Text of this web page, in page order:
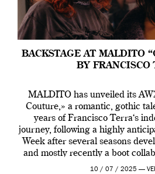
BACKSTAGE AT MALDITO
BY FRANCISCO
MALDITO has unveiled its
Couture,» a romantic, gothic
years of Francisco Terra‘s
journey, following a highly
Week after several seasons
and mostly recently a boot
Melissa. This fashion show is a
10 / 07 / 2025 —